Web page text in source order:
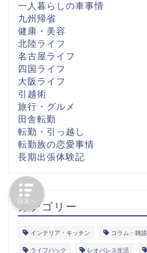
一人暮らしの車事情
九州帰省
健康・美容
北陸ライフ
名古屋ライフ
四国ライフ
大阪ライフ
引越術
旅行・グルメ
田舎転勤
転勤・引っ越し
転勤族の恋愛事情
長期出張体験記
カテゴリー
インテリア・キッチン コラム・雑談
ライフハック レオパレス生活
目次へ